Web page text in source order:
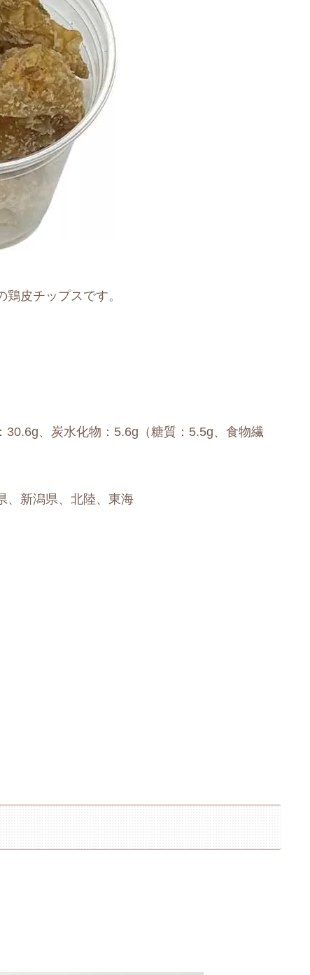
皮チップスです。
、炭水化物：5.6g（糖質：5.5g、食物繊
、新潟県、北陸、東海